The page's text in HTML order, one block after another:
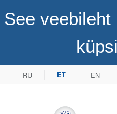
See
RU ET EN